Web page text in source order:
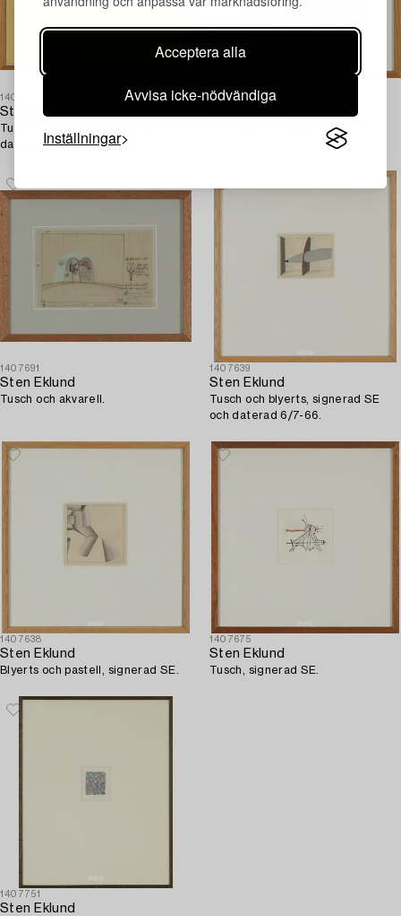
Acceptera alla
Avvisa icke-nödvändiga
Inställningar
1407622
Sten Eklund
Tuschteckning, signerad och
daterad dec 1967.
1407682
Etsning, 1965, signerad 4/10.
1407691
Sten Eklund
Tusch och akvarell.
1407639
Sten Eklund
Tusch och blyerts, signerad SE
och daterad 6/7-66.
1407638
Sten Eklund
Blyerts och pastell, signerad SE.
1407675
Sten Eklund
Tusch, signerad SE.
1407751
Sten Eklund